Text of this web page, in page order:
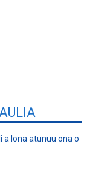
a lona atunuu ona o